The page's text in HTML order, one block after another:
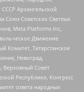
Архангельской
Союз Советских Светлых
Meta Platforms Inc,
Движение
Комитет, Татарстанское
Невоград,
Верховный Совет
Республики, Конгресс
совета народных